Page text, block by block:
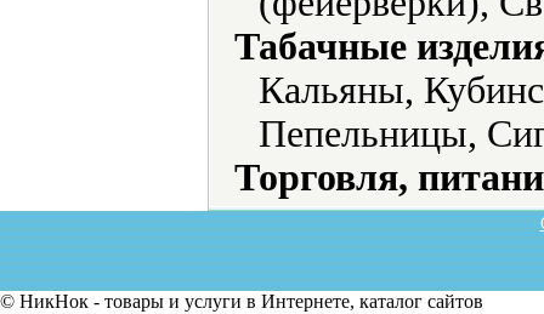
Табачные
Кальяны,
Пепельницы,
Торговля,
© НикНок - товары и услуги в Интернете, каталог сайтов